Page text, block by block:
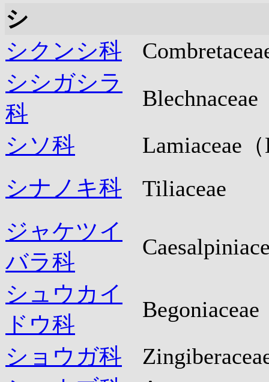
シ
シクンシ科
シシガシラ
科
Blechnaceae
シソ科
Lamiaceae
シナノキ科
Tiliaceae
ジャケツイ
バラ科
シュウカイ
ドウ科
Begoniaceae
ショウガ科